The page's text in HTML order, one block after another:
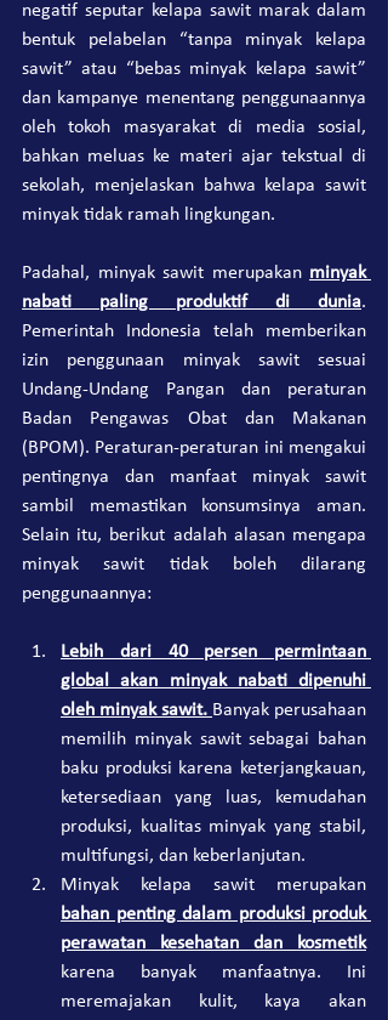
negatif seputar kelapa sawit marak dalam
bentuk pelabelan “tanpa minyak kelapa
sawit” atau “bebas minyak kelapa sawit”
dan kampanye menentang penggunaannya
oleh tokoh masyarakat di media sosial,
bahkan meluas ke materi ajar tekstual di
sekolah, menjelaskan bahwa kelapa sawit
minyak tidak ramah lingkungan.
Padahal, minyak sawit merupakan minyak
nabati paling produktif di dunia.
Pemerintah Indonesia telah memberikan
izin penggunaan minyak sawit sesuai
Undang-Undang Pangan dan peraturan
Badan Pengawas Obat dan Makanan
(BPOM). Peraturan-peraturan ini mengakui
pentingnya dan manfaat minyak sawit
sambil memastikan konsumsinya aman.
Selain itu, berikut adalah alasan mengapa
minyak sawit tidak boleh dilarang
penggunaannya:
Lebih dari 40 persen permintaan
global akan minyak nabati dipenuhi
oleh minyak sawit. Banyak perusahaan
memilih minyak sawit sebagai bahan
baku produksi karena keterjangkauan,
ketersediaan yang luas, kemudahan
produksi, kualitas minyak yang stabil,
multifungsi, dan keberlanjutan.
bahan penting dalam produksi produk
perawatan kesehatan dan kosmetik
karena banyak manfaatnya. Ini
meremajakan kulit, kaya akan